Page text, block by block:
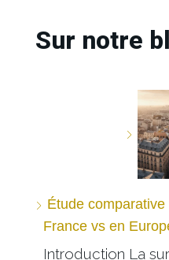
Sur notre
Étude
France vs en
Introduction La